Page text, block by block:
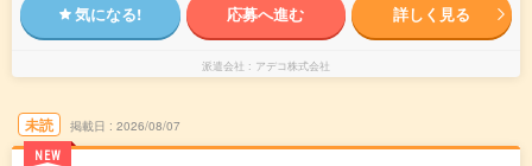
気になる! 応募へ進む 詳しく見る
派遣会社 アデコ株式会社
未読
NEW
掲載日 2026/08/07